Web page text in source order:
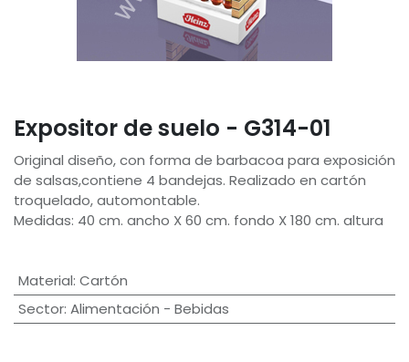
Expositor de suelo - G314-01
Original diseño, con forma de barbacoa para exposición
de salsas,contiene 4 bandejas. Realizado en cartón
troquelado, automontable.
Medidas: 40 cm. ancho X 60 cm. fondo X 180 cm. altura
Material: Cartón
Sector: Alimentación - Bebidas